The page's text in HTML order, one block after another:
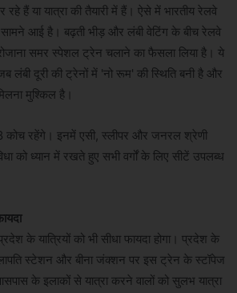
रहे हैं या यात्रा की तैयारी में हैं। ऐसे में भारतीय रेलवे
आई है। बढ़ती भीड़ और लंबी वेटिंग के बीच रेलवे
समर स्पेशल ट्रेन चलाने का फैसला लिया है। ये
दूरी की ट्रेनों में 'नो रूम' की स्थिति बनी है और
मुश्किल है।
रहेंगे। इनमें एसी, स्लीपर और जनरल श्रेणी
को ध्यान में रखते हुए सभी वर्गों के लिए सीटें उपलब्ध
के यात्रियों को भी सीधा फायदा होगा। प्रदेश के
स्टेशन और बीना जंक्शन पर इस ट्रेन के स्टॉपेज
के इलाकों से यात्रा करने वालों को सुलभ यात्रा